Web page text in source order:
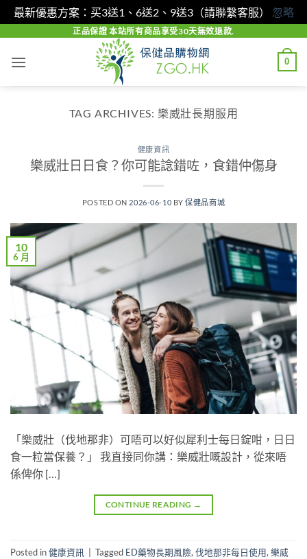
最新優惠方案：买3送1、6送2、9送3（請聯繫客服） 忽略
content
正品保證 本站所有商品享受30天無效退款.
0
TAG ARCHIVES: 樂威壯長期服用
健康資訊
樂威壯日日食？你可能諗錯咗，食錯仲傷身
POSTED ON 2026-06-10 BY保健品商城
10
6 月
「樂威壯（伐地那非）可唔可以好似犀利士每日錠咁，日日
食一粒當保養？」 我直接同你講：樂威壯嘅設計，從來唔
係俾你 […]
CONTINUE READING →
Posted in健康資訊 Tagged ED藥物長期風險, 伐地那非每日使用, 樂威